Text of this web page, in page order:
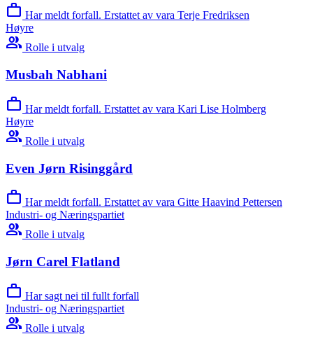
work Har meldt forfall. Erstattet av vara Terje Fredriksen
Høyre
group Rolle i utvalg
Musbah Nabhani
work Har meldt forfall. Erstattet av vara Kari Lise Holmberg
Høyre
group Rolle i utvalg
Even Jørn Risinggård
work Har meldt forfall. Erstattet av vara Gitte Haavind Pettersen
Industri- og Næringspartiet
group Rolle i utvalg
Jørn Carel Flatland
work Har sagt nei til fullt forfall
Industri- og Næringspartiet
group Rolle i utvalg